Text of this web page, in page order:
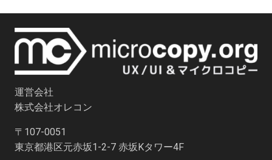
運営会社
株式会社オレコン
〒107-0051
東京都港区元赤坂1-2-7 赤坂Kタワー4F